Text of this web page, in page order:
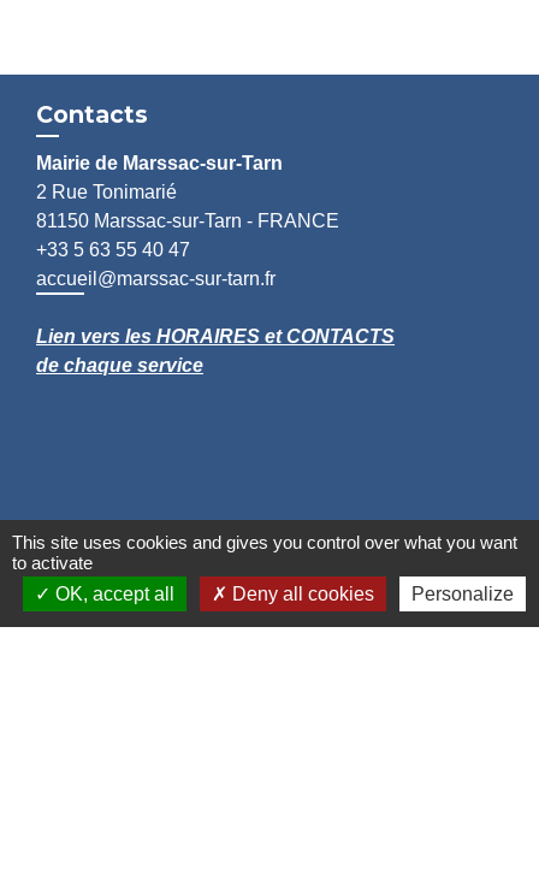
Contacts
Mairie de Marssac-sur-Tarn
2 Rue Tonimarié
81150 Marssac-sur-Tarn - FRANCE
+33 5 63 55 40 47
accueil@marssac-sur-tarn.fr
Lien vers les HORAIRES et CONTACTS
de chaque service
This site uses cookies and gives you control over what you want
to activate
OK, accept all
Deny all cookies Personalize